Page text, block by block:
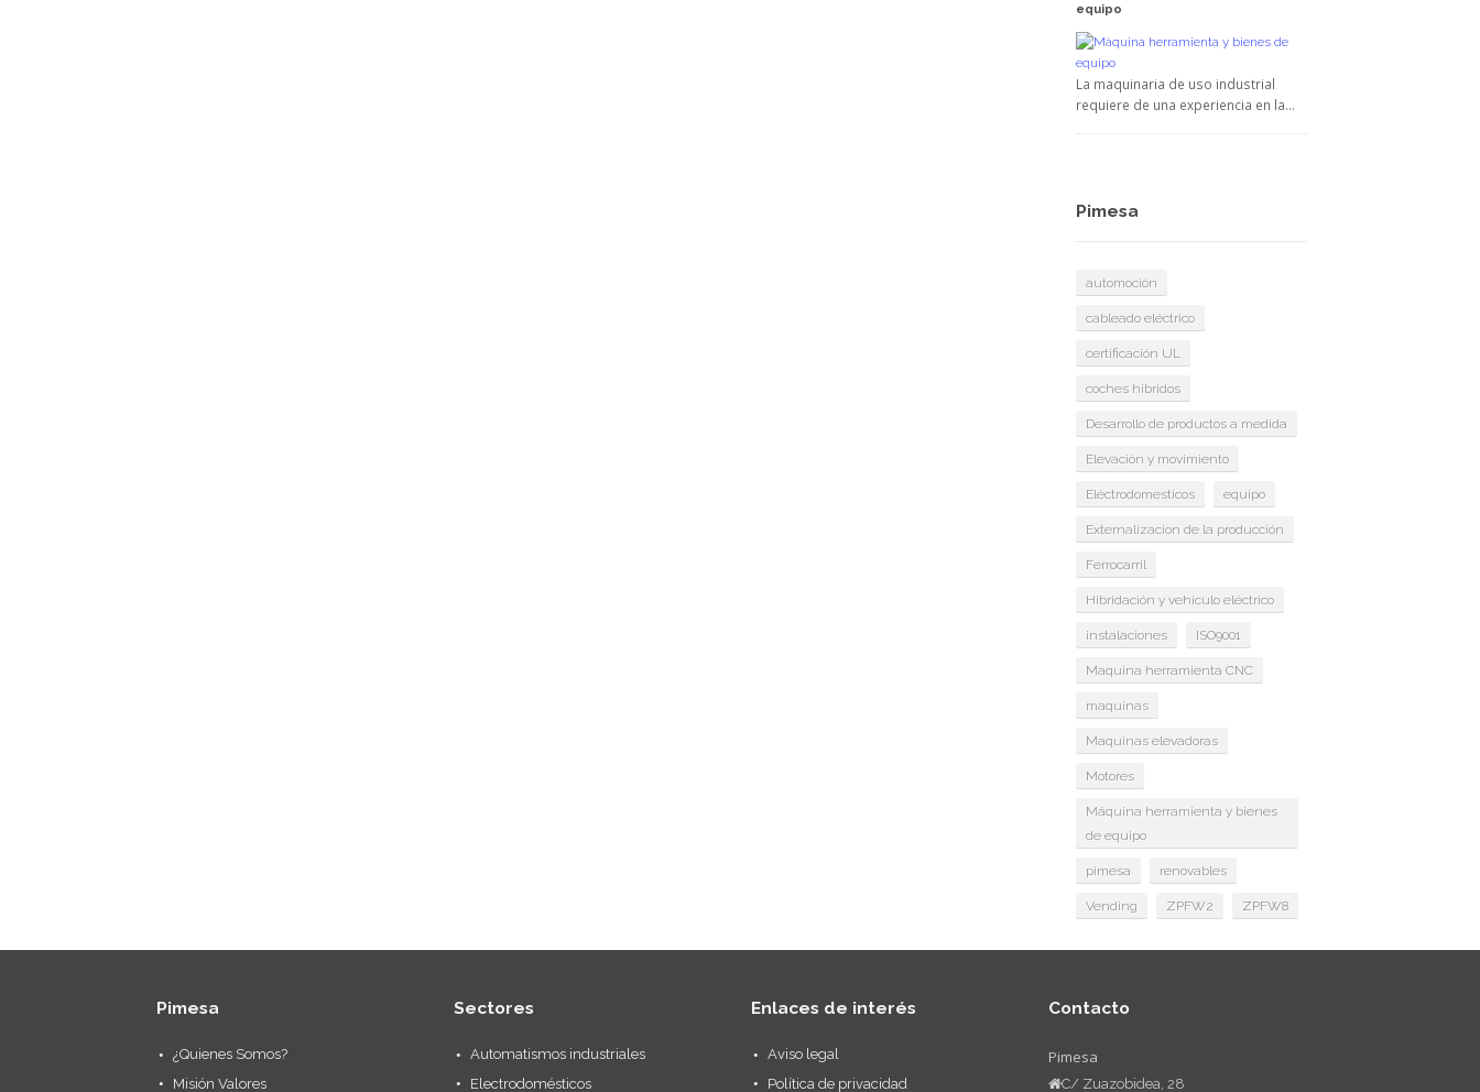
equipo
La maquinaria de uso industrial
requiere de una experiencia en la…
Pimesa
automoción
cableado eléctrico
certificación UL
coches hibridos
Desarrollo de productos a medida
Elevación y movimiento
Eléctrodomesticos equipo
Externalizacion de la producción
Ferrocarril
Hibridación y vehículo eléctrico
instalaciones ISO9001
Maquina herramienta CNC
maquinas
Maquinas elevadoras
Motores
Máquina herramienta y bienes
de equipo
pimesa renovables
Vending ZPFW2 ZPFW8
Pimesa
¿Quienes Somos?
Misión Valores
Sectores
Automatismos industriales
Electrodomésticos
Enlaces de interés
Aviso legal
Política de privacidad
Contacto
Pimesa
C/ Zuazobidea, 28